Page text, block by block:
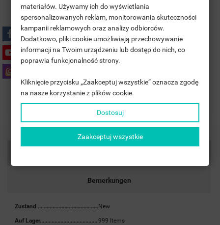
Polityka prywatności
Zasady dostawy
Zasady zwrotu
Bemerkungen
Zustand New
Auf Lager 999 Items
MOJE LISTY ŻYCZEŃ
((TITLE))
((LABEL))
((CANCELTEXT))
ANMELDEN
SIE MÜSSEN ANGEMELDET SEIN, UM ARTIKEL IHRER
WUNSCHLISTE HINZUFÜGEN ZU KÖNNEN.
((CANCELTEXT)) ((LOGINTEXT))
materiałów. Używamy ich do wyświetlania
spersonalizowanych reklam, monitorowania skuteczności
kampanii reklamowych oraz analizy odbiorców.
Dodatkowo, pliki cookie umożliwiają przechowywanie
informacji na Twoim urządzeniu lub dostęp do nich, co
poprawia funkcjonalność strony.
Kliknięcie przycisku „Zaakceptuj wszystkie” oznacza zgodę
na nasze korzystanie z plików cookie.
Dostosuj
Zaakceptuj wszystkie